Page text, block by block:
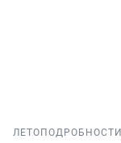
ЛЕТО ПОДРОБНОСТИ